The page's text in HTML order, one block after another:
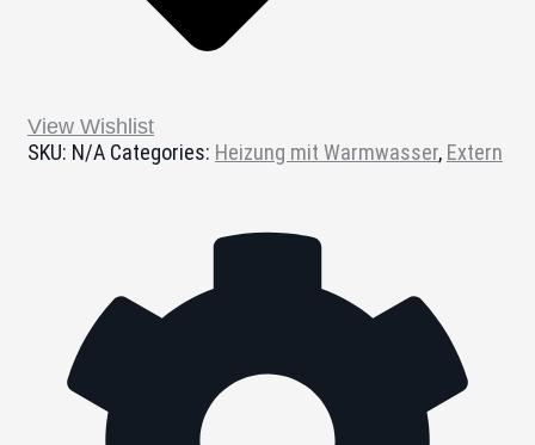
View Wishlist
SKU: N/A Categories: Heizung mit Warmwasser, Extern